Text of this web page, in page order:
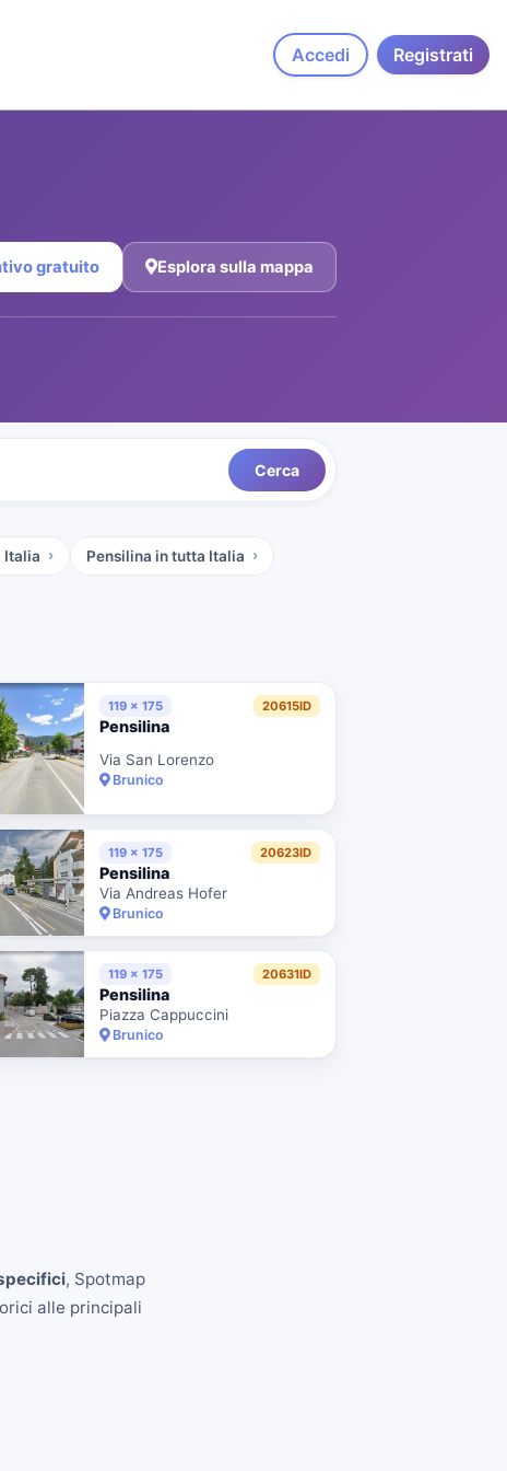
Accedi Registrati
gratuito Esplora sulla mappa
Cerca
Italia Pensilina in tutta Italia
119 x 175 20615ID
Pensilina
Via San Lorenzo
Brunico
119 x 175 20623ID
Pensilina
Via Andreas Hofer
Brunico
119 x 175 20631ID
Pensilina
Piazza Cappuccini
Brunico
, Spotmap
alle principali